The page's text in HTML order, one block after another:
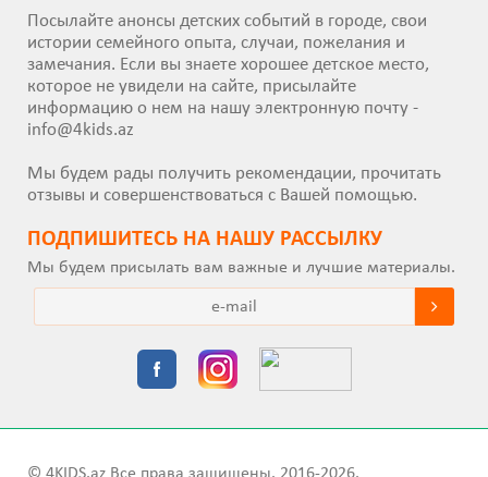
Посылайте анонсы детских событий в городе, свои
истории семейного опыта, случаи, пожелания и
замечания. Если вы знаете хорошее детское место,
которое не увидели на сайте, присылайте
информацию о нем на нашу электронную почту -
info@4kids.az
Мы будем рады получить рекомендации, прочитать
отзывы и совершенствоваться с Вашей помощью.
ПОДПИШИТEСЬ НА НАШУ РАССЫЛКУ
Мы будем присылать вам важные и лучшие материалы.